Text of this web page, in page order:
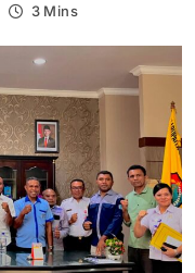
3 Mins